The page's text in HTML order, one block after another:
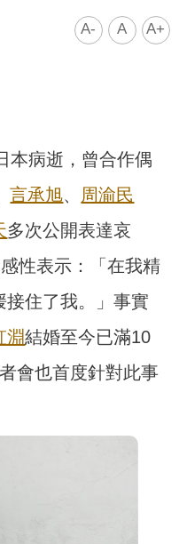
A- A A+
本病逝，曾合作偶
言承旭、 周渝民
多次公開表達哀
性表示：「在我精
接住了我。」事實
淵結婚至今已滿10
會也首度針對此事